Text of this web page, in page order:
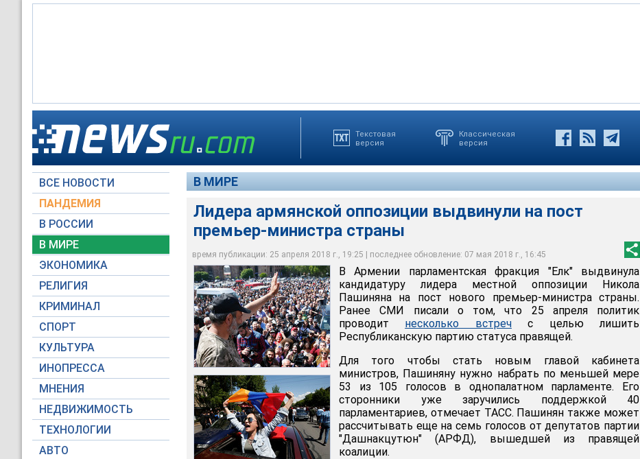
Текстовая
версия
Классическая
версия
ВСЕ НОВОСТИ
ПАНДЕМИЯ
В РОССИИ
В МИРЕ
ЭКОНОМИКА
РЕЛИГИЯ
КРИМИНАЛ
СПОРТ
КУЛЬТУРА
ИНОПРЕССА
МНЕНИЯ
НЕДВИЖИМОСТЬ
ТЕХНОЛОГИИ
АВТО
В МИРЕ
Лидера армянской оппозиции выдвинули на пост
премьер-министра страны
время публикации: 25 апреля 2018 г., 19:25 | последнее обновление: 07 мая 2018 г., 16:45
В Армении парламентская фракция "Елк" выдвинула кандидатуру лидера местной
оппозиции Никола Пашиняна на пост нового премьер-министра страны
Reuters
В Ереване и других городах Армении с 13 апреля проходили митинги оппозиции,
требовавшей сперва недопущения избрания, а затем выхода в отставку премьер-
министра Армении Сержа Саргсяна, избранного парламентом 17 апреля
Reuters
В Армении парламентская фракция "Елк" выдвинула
кандидатуру лидера местной оппозиции Никола
Пашиняна на пост нового премьер-министра страны.
Ранее СМИ писали о том, что 25 апреля политик
проводит несколько встречс целью лишить
Республиканскую партию статуса правящей.
Для того чтобы стать новым главой кабинета
министров, Пашиняну нужно набрать по меньшей мере
53 из 105 голосов в однопалатном парламенте. Его
сторонники уже заручились поддержкой 40
парламентариев, отмечает ТАСС. Пашинян также может
рассчитывать еще на семь голосов от депутатов партии
"Дашнакцутюн" (АРФД), вышедшей из правящей
коалиции.